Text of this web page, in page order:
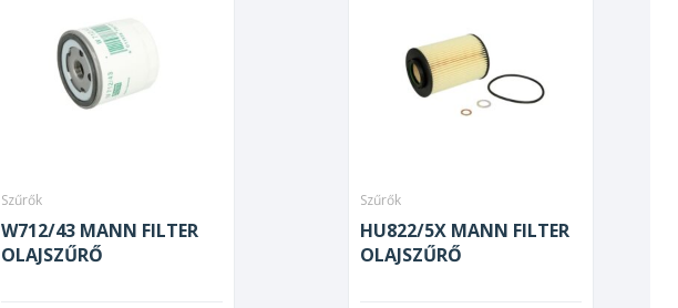
Szűrők
W712/43 MANN FILTER
OLAJSZŰRŐ
Szűrők
HU822/5X MANN FILTER
OLAJSZŰRŐ